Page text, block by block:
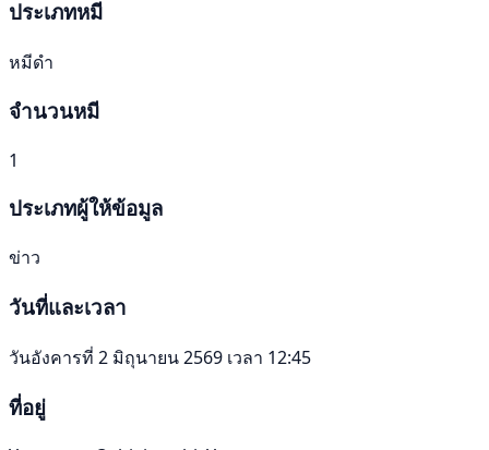
ประเภทหมี
หมีดำ
จำนวนหมี
1
ประเภทผู้ให้ข้อมูล
ข่าว
วันที่และเวลา
วันอังคารที่ 2 มิถุนายน 2569 เวลา 12:45
ที่อยู่